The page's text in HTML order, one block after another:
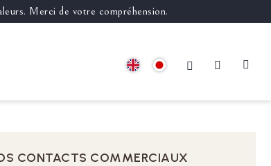
Merci de votre compréhension.
CONTACTS COMMERCIAUX